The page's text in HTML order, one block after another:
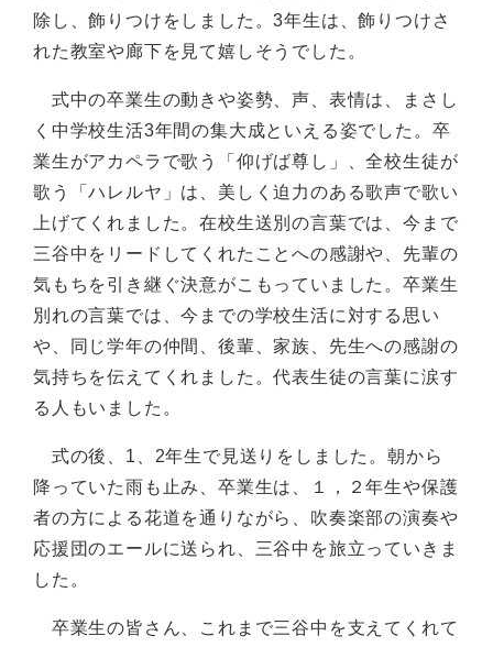
除し、飾りつけをしました。3年生は、飾りつけさ
れた教室や廊下を見て嬉しそうでした。
式中の卒業生の動きや姿勢、声、表情は、まさし
く中学校生活3年間の集大成といえる姿でした。卒
業生がアカペラで歌う「仰げば尊し」、全校生徒が
歌う「ハレルヤ」は、美しく迫力のある歌声で歌い
上げてくれました。在校生送別の言葉では、今まで
三谷中をリードしてくれたことへの感謝や、先輩の
気もちを引き継ぐ決意がこもっていました。卒業生
別れの言葉では、今までの学校生活に対する思い
や、同じ学年の仲間、後輩、家族、先生への感謝の
気持ちを伝えてくれました。代表生徒の言葉に涙す
る人もいました。
式の後、1、2年生で見送りをしました。朝から
降っていた雨も止み、卒業生は、１，２年生や保護
者の方による花道を通りながら、吹奏楽部の演奏や
応援団のエールに送られ、三谷中を旅立っていきま
した。
卒業生の皆さん、これまで三谷中を支えてくれて